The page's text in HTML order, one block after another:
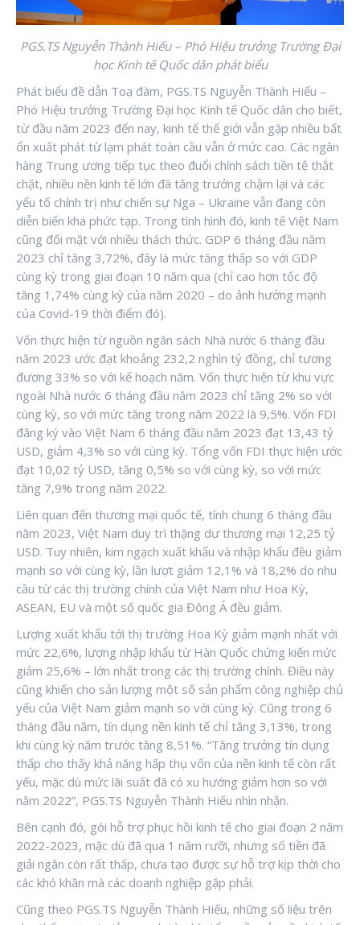
PGS.TS Nguyễn Thành Hiếu – Phó Hiệu trưởng Trường Đại
học Kinh tế Quốc dân phát biểu
Phát biểu đề dẫn Toạ đàm, PGS.TS Nguyễn Thành Hiếu –
Phó Hiệu trưởng Trường Đại học Kinh tế Quốc dân cho biết,
từ đầu năm 2023 đến nay, kinh tế thế giới vẫn gặp nhiều bất
ổn xuất phát từ lạm phát toàn cầu vẫn ở mức cao. Các ngân
hàng Trung ương tiếp tục theo đuổi chính sách tiền tệ thắt
chặt, nhiều nền kinh tế lớn đã tăng trưởng chậm lại và các
yếu tố chính trị như chiến sự Nga – Ukraine vẫn đang còn
diễn biến khá phức tạp. Trong tình hình đó, kinh tế Việt Nam
cũng đối mặt với nhiều thách thức. GDP 6 tháng đầu năm
2023 chỉ tăng 3,72%, đây là mức tăng thấp so với GDP
cùng kỳ trong giai đoạn 10 năm qua (chỉ cao hơn tốc độ
tăng 1,74% cùng kỳ của năm 2020 – do ảnh hưởng mạnh
của Covid-19 thời điểm đó).
Vốn thực hiện từ nguồn ngân sách Nhà nước 6 tháng đầu
năm 2023 ước đạt khoảng 232,2 nghìn tỷ đồng, chỉ tương
đương 33% so với kế hoạch năm. Vốn thực hiện từ khu vực
ngoài Nhà nước 6 tháng đầu năm 2023 chỉ tăng 2% so với
cùng kỳ, so với mức tăng trong năm 2022 là 9,5%. Vốn FDI
đăng ký vào Việt Nam 6 tháng đầu năm 2023 đạt 13,43 tỷ
USD, giảm 4,3% so với cùng kỳ. Tổng vốn FDI thực hiện ước
đạt 10,02 tỷ USD, tăng 0,5% so với cùng kỳ, so với mức
tăng 7,9% trong năm 2022.
Liên quan đến thương mại quốc tế, tính chung 6 tháng đầu
năm 2023, Việt Nam duy trì thặng dư thương mại 12,25 tỷ
USD. Tuy nhiên, kim ngạch xuất khẩu và nhập khẩu đều giảm
mạnh so với cùng kỳ, lần lượt giảm 12,1% và 18,2% do nhu
cầu từ các thị trường chính của Việt Nam như Hoa Kỳ,
ASEAN, EU và một số quốc gia Đông Á đều giảm.
Lượng xuất khẩu tới thị trường Hoa Kỳ giảm mạnh nhất với
mức 22,6%, lượng nhập khẩu từ Hàn Quốc chứng kiến mức
giảm 25,6% – lớn nhất trong các thị trường chính. Điều này
cũng khiến cho sản lượng một số sản phẩm công nghiệp chủ
yếu của Việt Nam giảm mạnh so với cùng kỳ. Cũng trong 6
tháng đầu năm, tín dụng nền kinh tế chỉ tăng 3,13%, trong
khi cùng kỳ năm trước tăng 8,51%. “Tăng trưởng tín dụng
thấp cho thấy khả năng hấp thụ vốn của nền kinh tế còn rất
yếu, mặc dù mức lãi suất đã có xu hướng giảm hơn so với
năm 2022”, PGS.TS Nguyễn Thành Hiếu nhìn nhận.
Bên cạnh đó, gói hỗ trợ phục hồi kinh tế cho giai đoạn 2 năm
2022-2023, mặc dù đã qua 1 năm rưỡi, nhưng số tiền đã
giải ngân còn rất thấp, chưa tạo được sự hỗ trợ kịp thời cho
các khó khăn mà các doanh nghiệp gặp phải.
Cũng theo PGS.TS Nguyễn Thành Hiếu, những số liệu trên